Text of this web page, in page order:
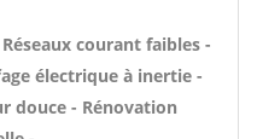
courant faibles -
électrique à inertie -
douce - Rénovation